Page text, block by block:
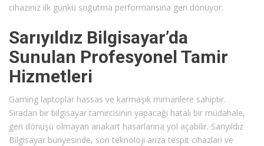
cihazınız ilk günkü soğutma performansına geri dönüyor.
Sarıyıldız Bilgisayar’da
Sunulan Profesyonel Tamir
Hizmetleri
Gaming laptoplar hassas ve karmaşık mimarilere sahiptir.
Sıradan bir bilgisayar tamircisinin yapacağı hatalı bir müdahale,
geri dönüşü olmayan anakart hasarlarına yol açabilir. Sarıyıldız
Bilgisayar bünyesinde, son teknoloji arıza tespit cihazları ve